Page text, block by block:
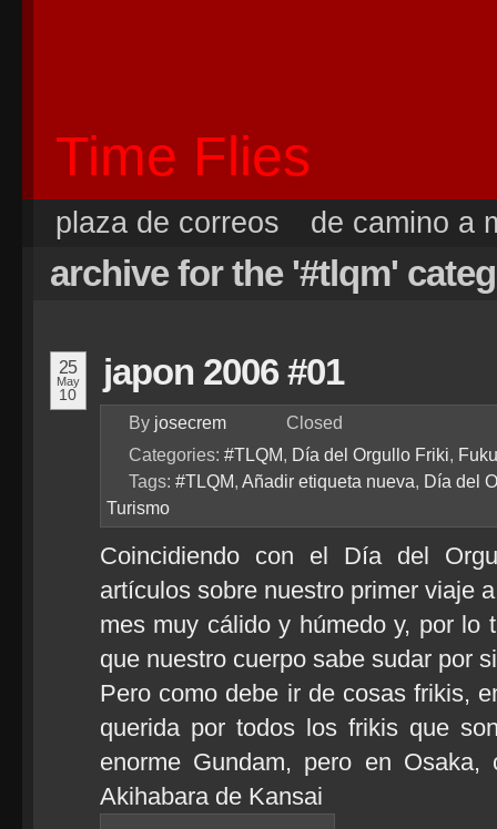
Time Flies
plaza de correos de camino a
archive for the '#tlqm'
25
May
10
japon 2006 #01
By josecrem
Closed
Categories: #TLQM, Día del Orgullo Friki,
Tags: #TLQM, Añadir etiqueta nueva, Día del
Turismo
Coincidiendo con el Día del
artículos sobre nuestro primer viaje
mes muy cálido y húmedo y, por lo
que nuestro cuerpo sabe sudar por
Pero como debe ir de cosas frikis,
querida por todos los frikis que
enorme Gundam, pero en Osaka,
Akihabara de Kansai